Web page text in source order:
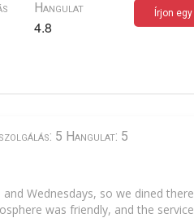
Hangulat
4.8
Írjon
5 Hangulat: 5
Wednesdays, so we dined
was friendly, and the